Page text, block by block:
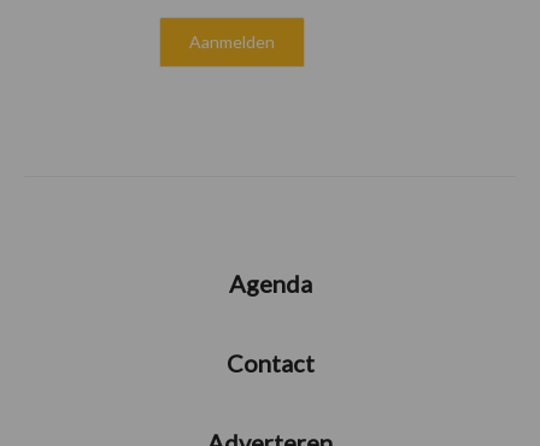
Agenda
Contact